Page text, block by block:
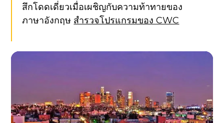
สึกโดดเดี่ยวเมื่อเผชิญกับความท้าทายของ
ภาษาอังกฤษ สำรวจโปรแกรมของ CWC